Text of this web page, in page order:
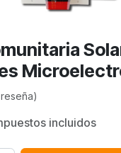
incluidos